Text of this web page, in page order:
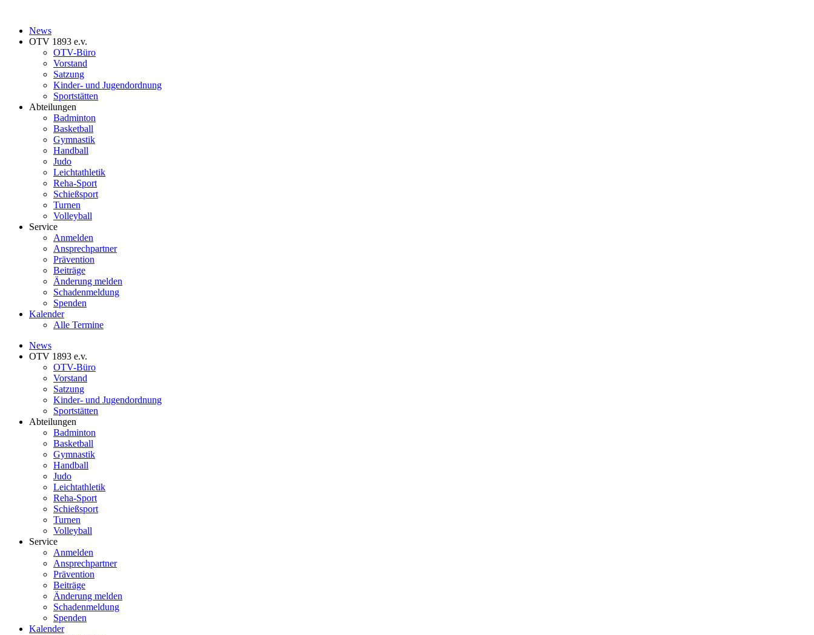
News
OTV 1893 e.v.
OTV-Büro
Vorstand
Satzung
Kinder- und Jugendordnung
Sportstätten
Abteilungen
Badminton
Basketball
Gymnastik
Handball
Judo
Leichtathletik
Reha-Sport
Schießsport
Turnen
Volleyball
Service
Anmelden
Ansprechpartner
Prävention
Beiträge
Änderung melden
Schadenmeldung
Spenden
Kalender
Alle Termine
News
OTV 1893 e.v.
OTV-Büro
Vorstand
Satzung
Kinder- und Jugendordnung
Sportstätten
Abteilungen
Badminton
Basketball
Gymnastik
Handball
Judo
Leichtathletik
Reha-Sport
Schießsport
Turnen
Volleyball
Service
Anmelden
Ansprechpartner
Prävention
Beiträge
Änderung melden
Schadenmeldung
Spenden
Kalender